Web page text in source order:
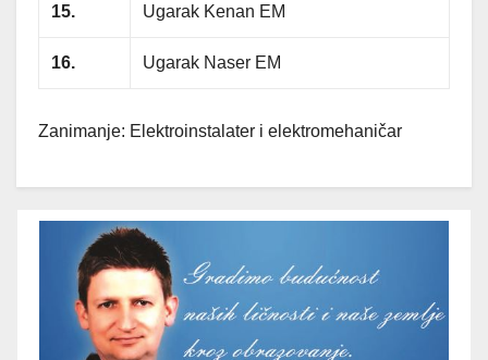
15. Ugarak Kenan EM
16. Ugarak Naser EM
Zanimanje: Elektroinstalater i elektromehaničar